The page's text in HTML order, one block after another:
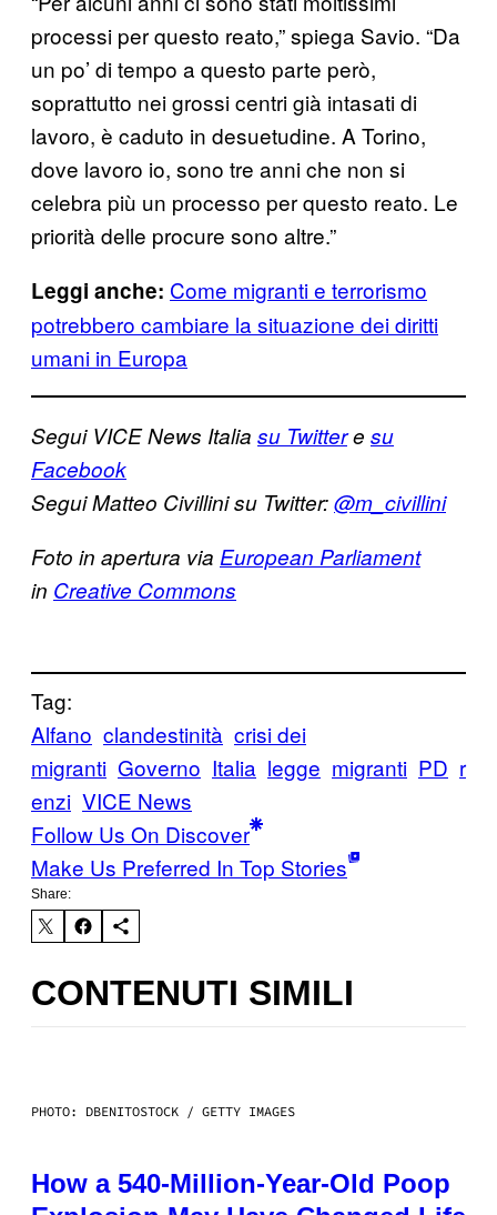
processi per questo reato,” spiega Savio. “Da
un po’ di tempo a questo parte però,
soprattutto nei grossi centri già intasati di
lavoro, è caduto in desuetudine. A Torino,
dove lavoro io, sono tre anni che non si
celebra più un processo per questo reato. Le
priorità delle procure sono altre.”
Leggi anche: Come migranti e terrorismo
potrebbero cambiare la situazione dei diritti
umani in Europa
Segui VICE News Italia su Twittere su
Facebook
Segui Matteo Civillini su Twitter:@m_civillini
Foto in apertura via European Parliament
in Creative Commons
Tag:
Alfano clandestinità crisi dei
migranti Governo Italia legge migranti PD r
enzi VICE News
Follow Us On Discover
Make Us Preferred In Top Stories
Share:
CONTENUTI SIMILI
PHOTO: DBENITOSTOCK / GETTY IMAGES
How a 540-Million-Year-Old Poop